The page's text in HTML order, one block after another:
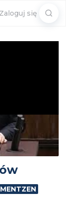
Zaloguj się